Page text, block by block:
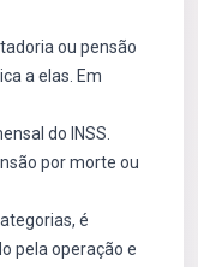
ou pensão
a elas. Em
do INSS.
por morte ou
é
pela operação e